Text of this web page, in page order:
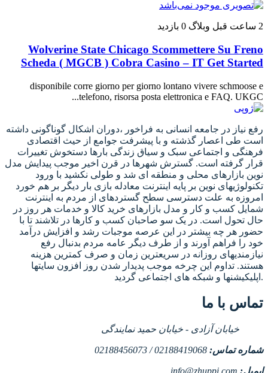
2 ساعت قبل وبلاگ 0 بازدید
Wolverine State Chicago Scommettere Su Freno
Scheda ( MGCB ) Cobra Casino – IT Get Started
disponibile corre giorno per giorno lontano vivere schmoose e
telefono, risorsa posta elettronica e FAQ. UKGC...
رفع نیاز در جامعه انسانی به فراخور ،دوران اشکال گوناگونی داشته
است طی اعصار گذشته و با پیشرفت جوامع از حیث اقتصادی
فرهنگی و اجتماعی سبک و سیاق زندگی بارها دستخوش تغییرات
قرار گرفته است. گسترش شهرها در قرن اخیر موجب پیدایش مدل
نوین بازارهای محلی و منطقه ای شد و طولی نکشید با ورود
تکنولوژیهای نوین بر پایه اینترنت معادله بازی بار دیگر بر هم خورد
امروزه به علت دسترسی سطح گستردهای از مردم به اینترنت
شمایل کسب و کار و مدل بازارهای خرید کالا و خدمات هر روز در
حال تحول است. در یک سو صاحبان کسب و کارها در تلاشند تا با
حضور هر چه بیشتر در این عرصه موجبات رشد و افزایش درآمد
خود را فراهم آورند و از طرف دیگر عامه مردم بدنبال رفع
نیازمندیهای روزانه در سریعترین زمان و صرف کمترین هزینه
هستند. تداوم این چرخه موجب پدیدار شدن روز افزون سایتها
اپلیکیشنها و شبکه های اجتماعی گردید.
تماس با ما
خیابان آزادی - خیابان حمید نمایندگی
شماره تماس: 02188419068 / 02188456073
ایمیل: info@zhuppi.com